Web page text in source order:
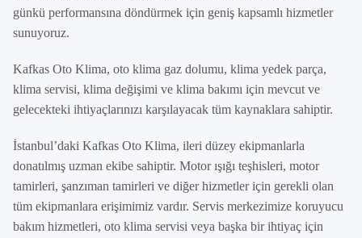
günkü performansına döndürmek için geniş kapsamlı hizmetler
sunuyoruz.
Kafkas Oto Klima, oto klima gaz dolumu, klima yedek parça,
klima servisi, klima değişimi ve klima bakımı için mevcut ve
gelecekteki ihtiyaçlarınızı karşılayacak tüm kaynaklara sahiptir.
İstanbul’daki Kafkas Oto Klima, ileri düzey ekipmanlarla
donatılmış uzman ekibe sahiptir. Motor ışığı teşhisleri, motor
tamirleri, şanzıman tamirleri ve diğer hizmetler için gerekli olan
tüm ekipmanlara erişimimiz vardır. Servis merkezimize koruyucu
bakım hizmetleri, oto klima servisi veya başka bir ihtiyaç için